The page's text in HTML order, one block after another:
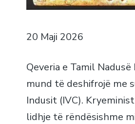
20 Maji 2026
Qeveria e Tamil
mund të deshifrojë me
Indusit (IVC).
lidhje të rëndësishme